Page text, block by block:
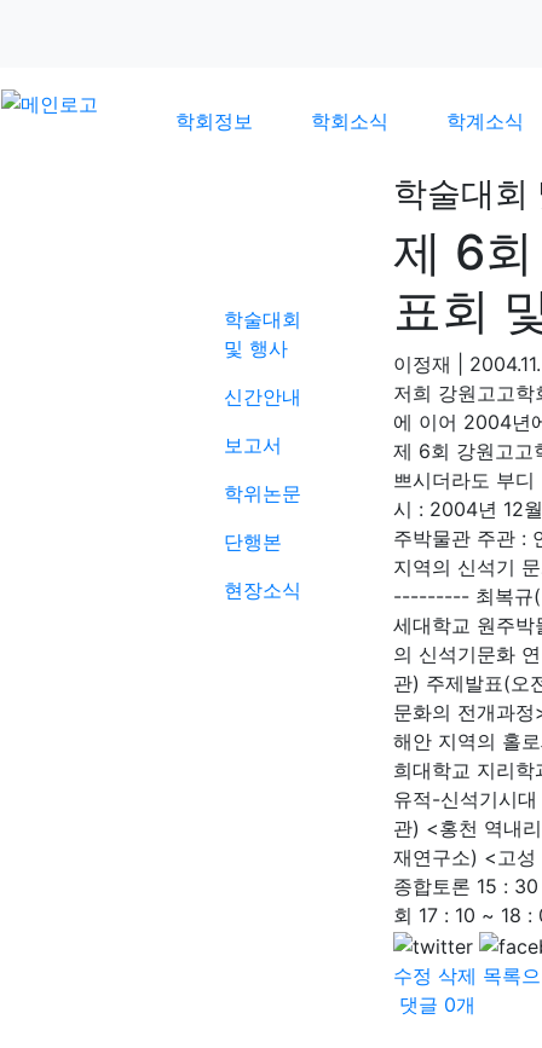
학회정보 학회소식 학계소식
학술대회
및 행사
신간안내
보고서
학위논문
단행본
현장소식
학술대회
제 6
표회
이정재
저희 강원고고
에 이어 2004년
제 6회 강원고고
쁘시더라도 부
시 : 2004년 12
주박물관 주관 :
지역의 신석기
--------- 최복규
세대학교 원주
의 신석기문화
관) 주제발표(오
문화의 전개과
해안 지역의 홀
희대학교 지리
유적-신석기시
관) <홍천 역내
재연구소) <고
종합토론 15 :
회 17 : 10 ~ 18
수정 삭제 목록
댓글 0개